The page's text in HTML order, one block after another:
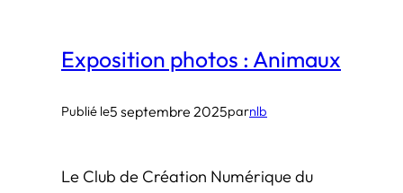
Exposition photos : Animaux
Publié le5 septembre 2025parnlb
Le Club de Création Numérique du